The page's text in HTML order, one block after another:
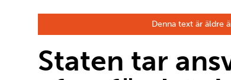
Denna text är äldre
Staten tar